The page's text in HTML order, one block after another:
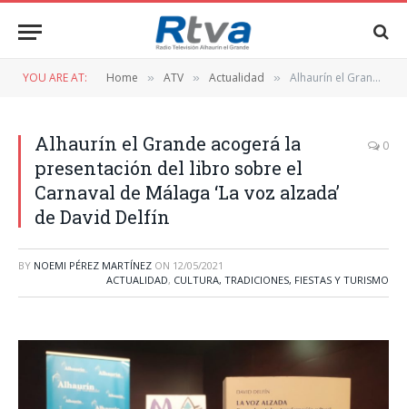
YOU ARE AT: Home » ATV » Actualidad » Alhaurín el Grande acogerá la presentación del libro sobre el Carnaval de Málaga ‘La voz alzada’ de David Delfín
Alhaurín el Grande acogerá la
presentación del libro sobre el
Carnaval de Málaga ‘La voz alzada’
de David Delfín
0
BY NOEMI PÉREZ MARTÍNEZ ON 12/05/2021
ACTUALIDAD, CULTURA, TRADICIONES, FIESTAS Y TURISMO